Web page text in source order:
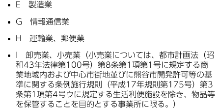
E 製造業
G 情報通信業
H 運輸業、郵便業
I 卸売業、小売業（小売業については、都市計画法（昭
和43年法律第100号）第8条第1項第1号に規定する商
業地域内および中心市街地並びに熊谷市開発許可等の基
準に関する条例施行規則（平成17年規則第175号）第3
条第1項第4号ウに規定する生活利便施設を除き、物品等
を保管することを目的とする事業所に限る。）